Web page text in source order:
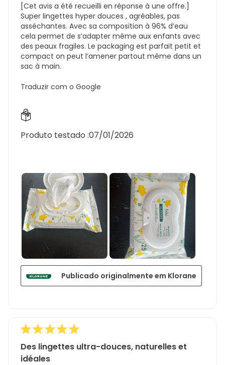
[Cet avis a été recueilli en réponse à une offre.]
Super lingettes hyper douces , agréables, pas
asséchantes. Avec sa composition à 96% d’eau
cela permet de s’adapter même aux enfants avec
des peaux fragiles. Le packaging est parfait petit et
compact on peut l’amener partout même dans un
sac à main.
Traduzir com o Google
Produto testado :07/01/2026
Publicado originalmente em Klorane
Des lingettes ultra-douces, naturelles et
idéales